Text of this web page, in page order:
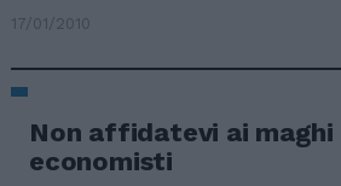
17/01/2010
Non affidatevi ai maghi
economisti